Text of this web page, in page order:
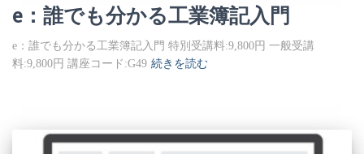
e：誰でも分かる工業簿記入門
e：誰でも分かる工業簿記入門 特別受講料:9,800円 一般受講
料:9,800円 講座コード:G49 続きを読む